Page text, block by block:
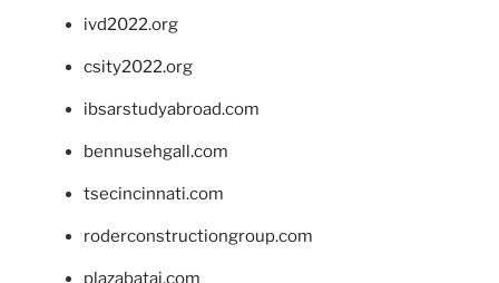
ivd2022.org
csity2022.org
ibsarstudyabroad.com
bennusehgall.com
tsecincinnati.com
roderconstructiongroup.com
plazabatai.com